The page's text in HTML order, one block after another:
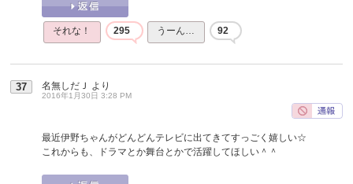
それな！ 295 うーん… 92
37 名無しだＪ より
2016年1月30日 3:28 PM
最近伊野ちゃんがどんどんテレビに出てきてすっごく嬉しい☆
これからも、ドラマとか舞台とかで活躍してほしい＾＾